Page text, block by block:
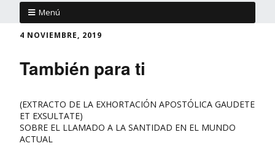
Menú
4 NOVIEMBRE, 2019
También para ti
(EXTRACTO DE LA EXHORTACIÓN APOSTÓLICA GAUDETE
ET EXSULTATE)
SOBRE EL LLAMADO A LA SANTIDAD EN EL MUNDO
ACTUAL